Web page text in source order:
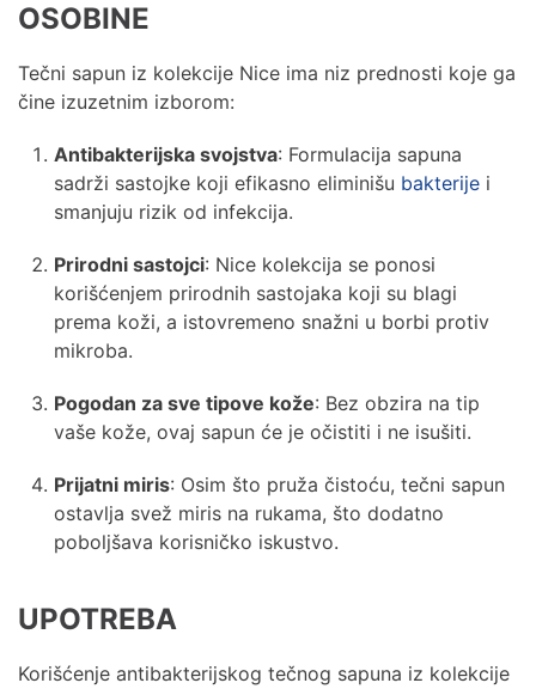
OSOBINE
Tečni sapun iz kolekcije Nice ima niz prednosti koje ga
čine izuzetnim izborom:
Antibakterijska svojstva: Formulacija sapuna
sadrži sastojke koji efikasno eliminišu bakterije i
smanjuju rizik od infekcija.
Prirodni sastojci: Nice kolekcija se ponosi
korišćenjem prirodnih sastojaka koji su blagi
prema koži, a istovremeno snažni u borbi protiv
mikroba.
Pogodan za sve tipove kože: Bez obzira na tip
vaše kože, ovaj sapun će je očistiti i ne isušiti.
Prijatni miris: Osim što pruža čistoću, tečni sapun
ostavlja svež miris na rukama, što dodatno
poboljšava korisničko iskustvo.
UPOTREBA
Korišćenje antibakterijskog tečnog sapuna iz kolekcije